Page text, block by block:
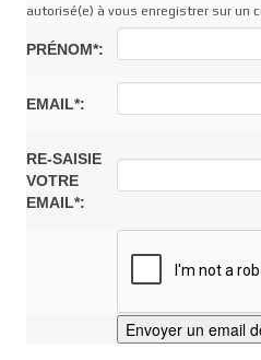
autorisé(e) à vous enregistrer sur un
PRÉNOM*:
EMAIL*:
RE-SAISIE
VOTRE
EMAIL*: